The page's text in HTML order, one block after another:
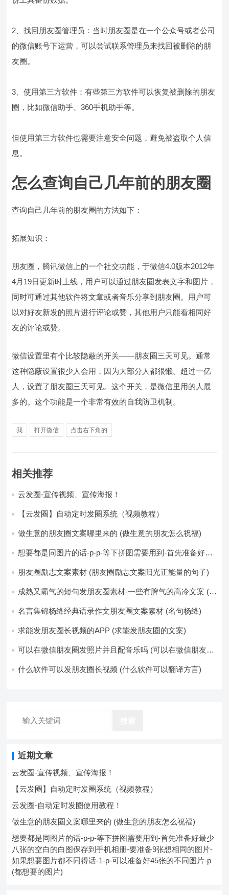
2、找回朋友圈管理员：当时朋友圈是在一个公众号或者公司
的微信账号下运营，可以尝试联系管理员来找回被删除的朋
友圈。
3、使用第三方软件：有些第三方软件可以恢复被删除的朋友
圈，比如微信助手、360手机助手等。
但使用第三方软件也需要注意安全问题，避免被盗取个人信
息。
怎么查询自己几年前的朋友圈
查询自己几年前的朋友圈的方法如下：
拓展知识：
朋友圈，腾讯微信上的一个社交功能，于微信4.0版本2012年
4月19日更新时上线，用户可以通过朋友圈发表文字和图片，
同时可通过其他软件将文章或者音乐分享到朋友圈。用户可
以对好友新发的照片进行评论或赞，其他用户只能看相同好
友的评论或赞。
微信设置里有个比较隐蔽的开关——朋友圈三天可见。通常
这种隐蔽设置很少人会用，因为大部分人都很懒。超过一亿
人，设置了朋友圈三天可见。这个开关，是微信里用的人最
多的。这个功能是一个非常有效的自我防卫机制。
我 打开微信 点击右下角的
相关推荐
云发圈-宣传视频、宣传海报！
【云发圈】自动定时发圈系统（视频教程）
做生意的朋友圈文案哪里来的 (做生意的朋友怎么祝福)
想要都是同图片的话-p-p-等下拼图需要用到-首先准备好最
片-如果想要图片都不同得话-1-p-可以准备好45张的不同图
朋友圈励志文案素材 (朋友圈励志文案阳光正能量的句子)
成熟又霸气的短句发朋友圈素材-一些有脾气的高冷文案 (成
名言集锦杨绛经典语录作文朋友圈文案素材 (名句杨绛)
求能发朋友圈长视频的APP (求能发朋友圈的文案)
可以在微信朋友圈发照片并且配音乐吗 (可以在微信朋友圈
什么软件可以发朋友圈长视频 (什么软件可以翻译方言)
近期文章
云发圈-宣传视频、宣传海报！
【云发圈】自动定时发圈系统（视频教程）
云发圈-自动定时发圈使用教程！
做生意的朋友圈文案哪里来的 (做生意的朋友怎么祝福)
想要都是同图片的话-p-p-等下拼图需要用到-首先准备好最少
八张的空白的白图保存到手机相册-要准备9张想相同的图片-
如果想要图片都不同得话-1-p-可以准备好45张的不同图片-p
(都想要的图片)